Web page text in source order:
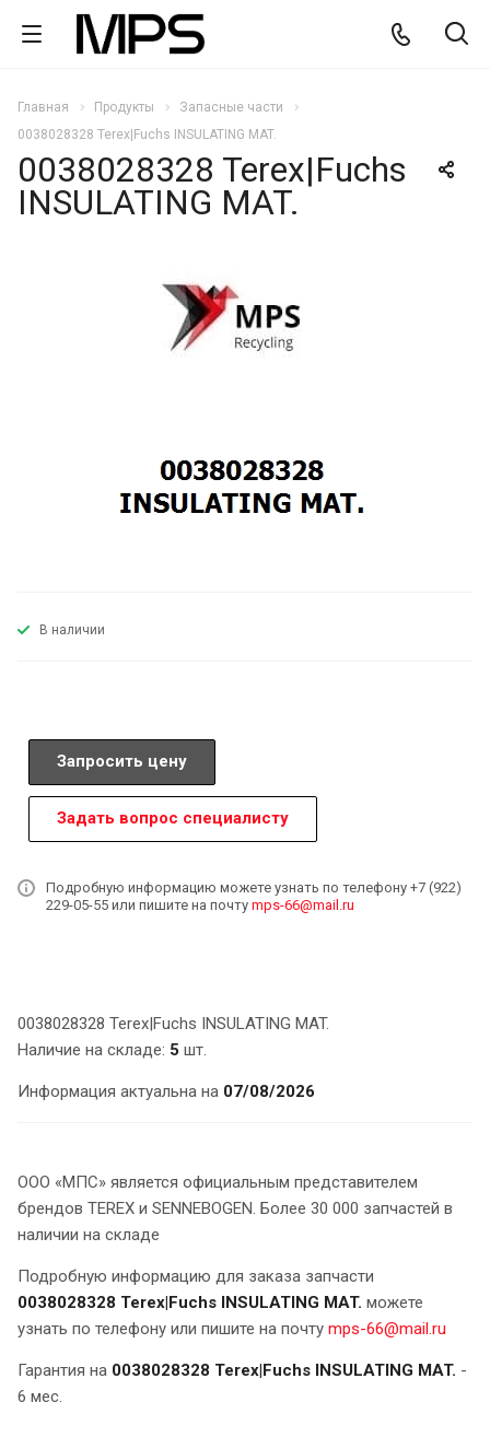
Главная Продукты
Запасные части
0038028328 Terex|Fuchs INSULATING MAT.
0038028328 Terex|Fuchs
INSULATING MAT.
В наличии
Запросить цену
Задать вопрос специалисту
Подробную информацию можете узнать по телефону +7 (922)
229-05-55 или пишите на почту mps-66@mail.ru
0038028328 Terex|Fuchs INSULATING MAT.
Наличие на складе: 5 шт.
Информация актуальна на 07/08/2026
ООО «МПС» является официальным представителем
брендов TEREX и SENNEBOGEN. Более 30 000 запчастей в
наличии на складе
Подробную информацию для заказа запчасти
0038028328 Terex|Fuchs INSULATING MAT. можете
узнать по телефону или пишите на почту mps-66@mail.ru
Гарантия на 0038028328 Terex|Fuchs INSULATING MAT. -
6 мес.